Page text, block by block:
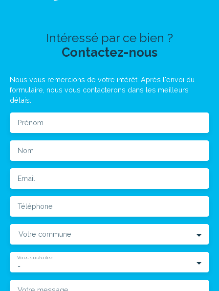
Intéressé par ce bien ?
Contactez-nous
Nous vous remercions de votre intérêt. Après l'envoi du
formulaire, nous vous contacterons dans les meilleurs
délais.
Prénom
Nom
Email
Téléphone
Votre commune
-
Vous souhaitez